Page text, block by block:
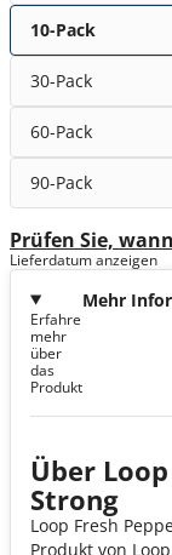
10-Pack
30-Pack
60-Pack
90-Pack
Prüfen Sie,
Lieferdatum anzeigen
Mehr
Erfahre
mehr
über
das
Produkt
Über
Strong
Loop Fresh
Produkt von